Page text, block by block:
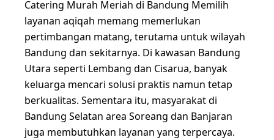
Catering Murah Meriah di Bandung Memilih
layanan aqiqah memang memerlukan
pertimbangan matang, terutama untuk wilayah
Bandung dan sekitarnya. Di kawasan Bandung
Utara seperti Lembang dan Cisarua, banyak
keluarga mencari solusi praktis namun tetap
berkualitas. Sementara itu, masyarakat di
Bandung Selatan area Soreang dan Banjaran
juga membutuhkan layanan yang terpercaya.